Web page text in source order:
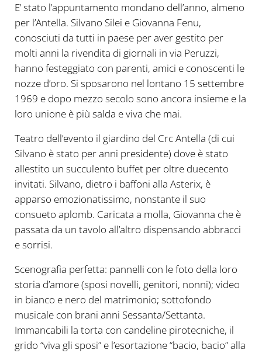
E’ stato l’appuntamento mondano dell’anno, almeno
per l’Antella. Silvano Silei e Giovanna Fenu,
conosciuti da tutti in paese per aver gestito per
molti anni la rivendita di giornali in via Peruzzi,
hanno festeggiato con parenti, amici e conoscenti le
nozze d’oro. Si sposarono nel lontano 15 settembre
1969 e dopo mezzo secolo sono ancora insieme e la
loro unione è più salda e viva che mai.
Teatro dell’evento il giardino del Crc Antella (di cui
Silvano è stato per anni presidente) dove è stato
allestito un succulento buffet per oltre duecento
invitati. Silvano, dietro i baffoni alla Asterix, è
apparso emozionatissimo, nonstante il suo
consueto aplomb. Caricata a molla, Giovanna che è
passata da un tavolo all’altro dispensando abbracci
e sorrisi.
Scenografia perfetta: pannelli con le foto della loro
storia d’amore (sposi novelli, genitori, nonni); video
in bianco e nero del matrimonio; sottofondo
musicale con brani anni Sessanta/Settanta.
Immancabili la torta con candeline pirotecniche, il
grido “viva gli sposi” e l’esortazione “bacio, bacio” alla